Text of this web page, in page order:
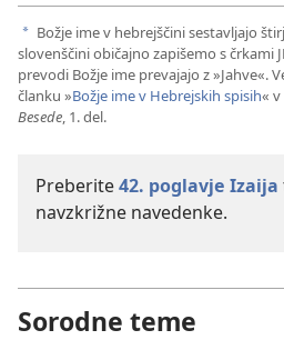
a Božje ime v hebrejščini sestavljajo
slovenščini običajno zapišemo s črkami
prevodi Božje ime prevajajo z »Jahve«.
članku »Božje ime v Hebrejskih spisih« v
Besede, 1. del.
Preberite42. poglavje Izaija
navzkrižne navedenke.
Sorodne teme